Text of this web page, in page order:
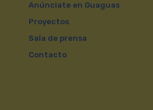
Anúnciate en Guaguas
Proyectos
Sala de prensa
Contacto